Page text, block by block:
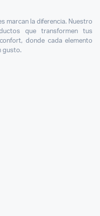
marcan la diferencia. Nuestro
que transformen tus
donde cada elemento
gusto.